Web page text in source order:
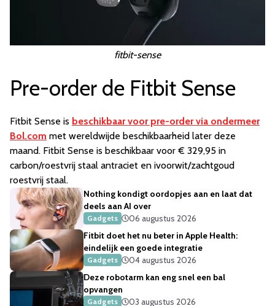
fitbit-sense
Pre-order de Fitbit Sense
Fitbit Sense is beschikbaar voor pre-order via ondermeer
Bol.com met wereldwijde beschikbaarheid later deze
maand. Fitbit Sense is beschikbaar voor € 329,95 in
carbon/roestvrij staal antraciet en ivoorwit/zachtgoud
roestvrij staal.
Nothing kondigt oordopjes aan en laat dat
deels aan AI over
Gadgets
06 augustus 2026
Fitbit doet het nu beter in Apple Health:
eindelijk een goede integratie
Gadgets
04 augustus 2026
Deze robotarm kan eng snel een bal
opvangen
Gadgets
03 augustus 2026